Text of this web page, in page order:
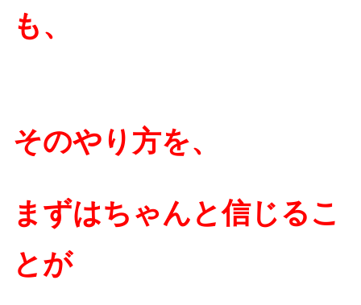
も、
そのやり方を、
まずはちゃんと信じるこ
とが